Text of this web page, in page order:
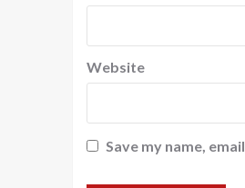
Website
Save my name,